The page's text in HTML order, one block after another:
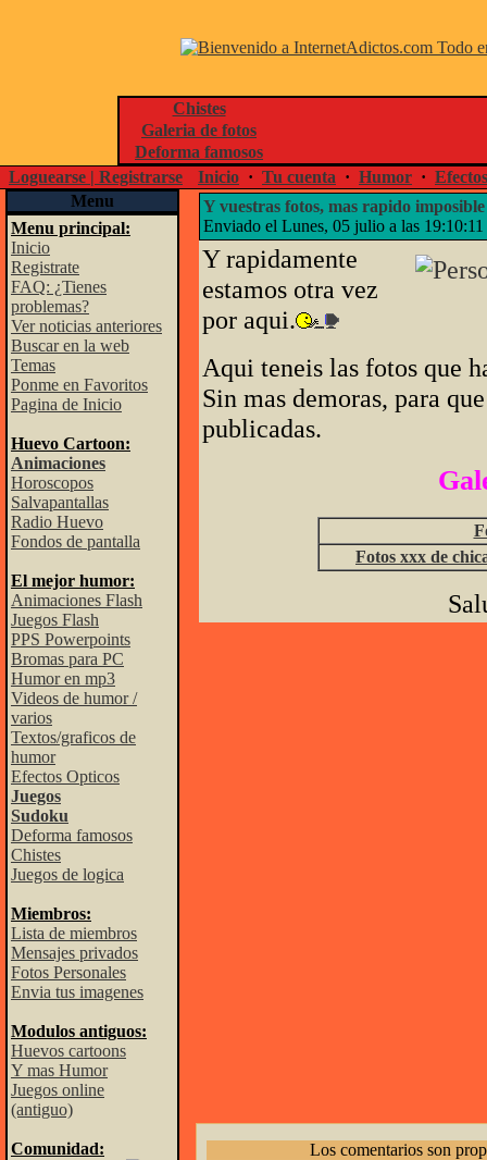
Chistes
Galeria de fotos
Deforma famosos
Loguearse | Registrarse
Inicio · Tu cuenta · Humor ·
Menu
Menu principal:
Inicio
Registrate
FAQ: ¿Tienes
problemas?
Ver noticias anteriores
Buscar en la web
Temas
Ponme en Favoritos
Pagina de Inicio
Huevo Cartoon:
Animaciones
Horoscopos
Salvapantallas
Radio Huevo
Fondos de pantalla
El mejor humor:
Animaciones Flash
Juegos Flash
PPS Powerpoints
Bromas para PC
Humor en mp3
Videos de humor /
varios
Textos/graficos de
humor
Efectos Opticos
Juegos
Sudoku
Deforma famosos
Chistes
Juegos de logica
Miembros:
Lista de miembros
Mensajes privados
Fotos Personales
Envia tus imagenes
Modulos antiguos:
Huevos cartoons
Y mas Humor
Juegos online
(antiguo)
Comunidad:
Y vuestras fotos, mas rapido imposible
Enviado el Lunes, 05 julio a las
Y rapidamente
estamos otra vez
por aqui.
Aqui teneis las fotos que
Sin mas demoras, para
publicadas.
Fotos xxx de
Los comentarios son